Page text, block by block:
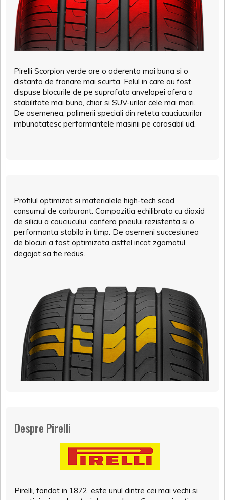
Pirelli Scorpion verde are o aderenta mai buna si o
distanta de franare mai scurta. Felul in care au fost
dispuse blocurile de pe suprafata anvelopei ofera o
stabilitate mai buna, chiar si SUV-urilor cele mai mari.
De asemenea, polimerii speciali din reteta cauciucurilor
imbunatatesc performantele masinii pe carosabil ud.
Profilul optimizat si materialele high-tech scad
consumul de carburant. Compozitia echilibrata cu dioxid
de siliciu a cauciucului, confera pneului rezistenta si o
performanta stabila in timp. De asemeni succesiunea
de blocuri a fost optimizata astfel incat zgomotul
degajat sa fie redus.
Despre Pirelli
Pirelli, fondat in 1872, este unul dintre cei mai vechi si